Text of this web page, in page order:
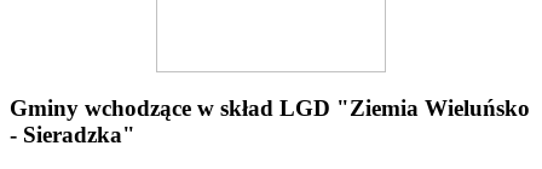
Gminy wchodzące w skład LGD "Ziemia Wieluńsko
- Sieradzka"